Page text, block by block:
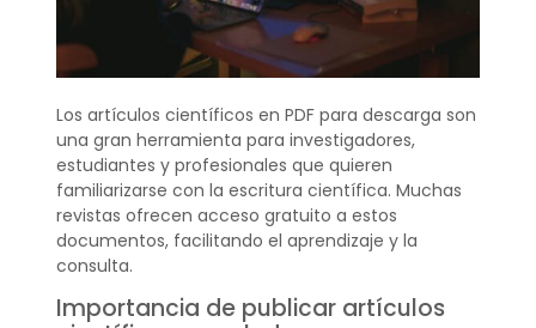
Los artículos científicos en PDF para descarga son
una gran herramienta para investigadores,
estudiantes y profesionales que quieren
familiarizarse con la escritura científica. Muchas
revistas ofrecen acceso gratuito a estos
documentos, facilitando el aprendizaje y la
consulta.
Importancia de publicar artículos